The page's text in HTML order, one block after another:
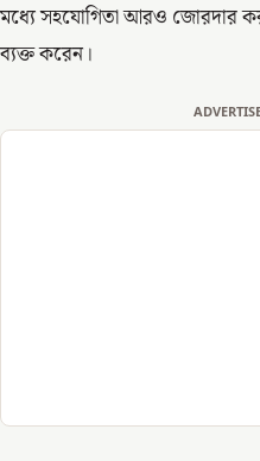
মধ্যে সহযোগিতা আরও জোরদার
ব্যক্ত করেন।